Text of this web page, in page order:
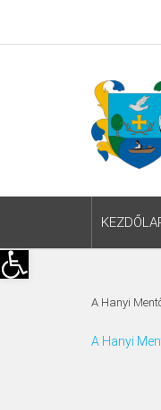
Eszköztár megnyitása
A Hanyi
A Hanyi